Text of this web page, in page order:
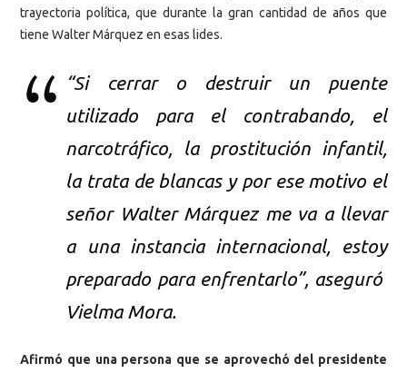
trayectoria política, que durante la gran cantidad de años que
tiene Walter Márquez en esas lides.
“Si cerrar o destruir un puente
utilizado para el contrabando, el
narcotráfico, la prostitución infantil,
la trata de blancas y por ese motivo el
señor Walter Márquez me va a llevar
a una instancia internacional, estoy
preparado para enfrentarlo”, aseguró
Vielma Mora.
Afirmó que una persona que se aprovechó del presidente